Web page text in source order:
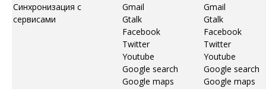
Синхронизация с
сервисами
Gmail
Gtalk
Facebook
Twitter
Youtube
Google search
Google maps
Gmail
Gtalk
Facebook
Twitter
Youtube
Google search
Google maps